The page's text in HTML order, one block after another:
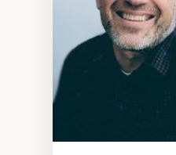
Formation à
francophone
Identité linguistique
Recherche-action
participatives
Leadership
Éducation durable